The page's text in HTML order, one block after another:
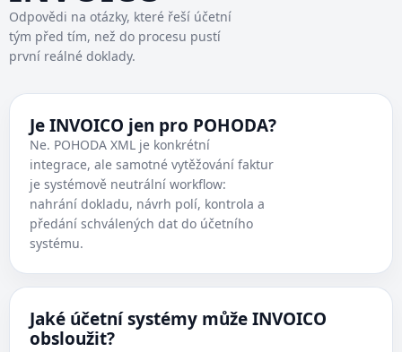
Odpovědi na otázky, které řeší účetní
tým před tím, než do procesu pustí
první reálné doklady.
Je INVOICO jen pro POHODA?
Ne. POHODA XML je konkrétní
integrace, ale samotné vytěžování faktur
je systémově neutrální workflow:
nahrání dokladu, návrh polí, kontrola a
předání schválených dat do účetního
systému.
Jaké účetní systémy může INVOICO
obsloužit?